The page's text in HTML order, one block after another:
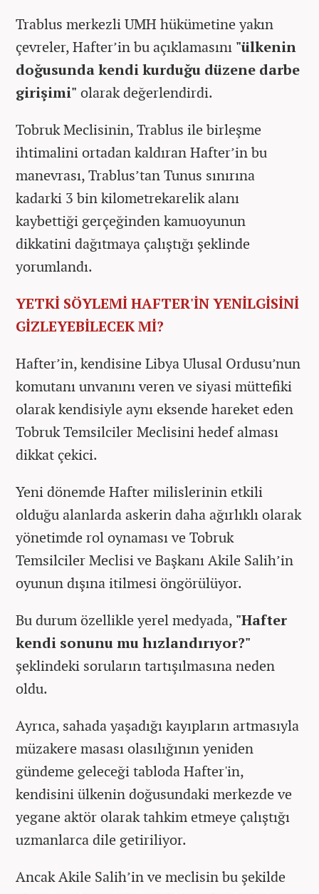
Trablus merkezli UMH hükümetine yakın
çevreler, Hafter’in bu açıklamasını "ülkenin
doğusunda kendi kurduğu düzene darbe
girişimi" olarak değerlendirdi.
Tobruk Meclisinin, Trablus ile birleşme
ihtimalini ortadan kaldıran Hafter’in bu
manevrası, Trablus’tan Tunus sınırına
kadarki 3 bin kilometrekarelik alanı
kaybettiği gerçeğinden kamuoyunun
dikkatini dağıtmaya çalıştığı şeklinde
yorumlandı.
YETKİ SÖYLEMİ HAFTER'İN YENİLGİSİNİ
GİZLEYEBİLECEK Mİ?
Hafter’in, kendisine Libya Ulusal Ordusu’nun
komutanı unvanını veren ve siyasi müttefiki
olarak kendisiyle aynı eksende hareket eden
Tobruk Temsilciler Meclisini hedef alması
dikkat çekici.
Yeni dönemde Hafter milislerinin etkili
olduğu alanlarda askerin daha ağırlıklı olarak
yönetimde rol oynaması ve Tobruk
Temsilciler Meclisi ve Başkanı Akile Salih’in
oyunun dışına itilmesi öngörülüyor.
Bu durum özellikle yerel medyada, "Hafter
kendi sonunu mu hızlandırıyor?"
şeklindeki soruların tartışılmasına neden
oldu.
Ayrıca, sahada yaşadığı kayıpların artmasıyla
müzakere masası olasılığının yeniden
gündeme geleceği tabloda Hafter'in,
kendisini ülkenin doğusundaki merkezde ve
yegane aktör olarak tahkim etmeye çalıştığı
uzmanlarca dile getiriliyor.
Ancak Akile Salih’in ve meclisin bu şekilde